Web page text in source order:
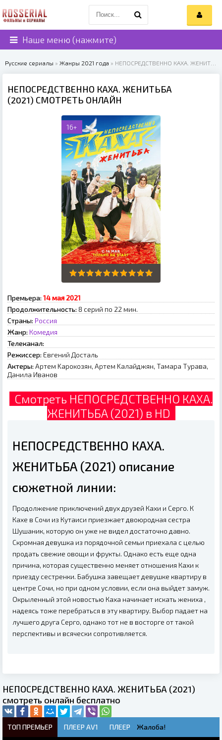
Наше меню (нажмите)
Русские сериалы » Жанры 2021 года » НЕПОСРЕДСТВЕННО КАХА. ЖЕНИТЬБА (2021)
НЕПОСРЕДСТВЕННО КАХА. ЖЕНИТЬБА
(2021) СМОТРЕТЬ ОНЛАЙН
16+
Премьера: 14 мaя 2021
Продолжительность: 8 серий по 22 мин.
Страны: Россия
Жанр: Комедия
Телеканал:
Режиссер: Eвгeний Дocтaль
Актеры: Apтeм Kapoкoзян, Apтeм Kaлaйджян, Taмapa Tуpaвa,
Дaнилa Ивaнoв
Смотреть НЕПОСРЕДСТВЕННО КАХА.
ЖЕНИТЬБА (2021) в HD
НЕПОСРЕДСТВЕННО КАХА.
ЖЕНИТЬБА (2021) описание
сюжетной линии:
Продолжение приключений двух друзей Кахи и Серго. К
Кахе в Сочи из Кутаиси приезжает двоюродная сестра
Шушаник, которую он уже не видел достаточно давно.
Скромная девушка из порядочной семьи приехала с целью
продать свежие овощи и фрукты. Однако есть еще одна
причина, которая существенно меняет отношения Кахи к
приезду сестренки. Бабушка завещает девушке квартиру в
центре Сочи, но при одном условии, если она выйдет замуж.
Окрыленный этой новостью Каха начинает искать жениха ,
надеясь тоже перебраться в эту квартиру. Выбор падает на
лучшего друга Серго, однако тот не в восторге от такой
перспективы и всячески сопротивляется.
НЕПОСРЕДСТВЕННО КАХА. ЖЕНИТЬБА (2021)
смотреть онлайн бесплатно
ТОП ПРЕМЬЕР ПЛЕЕР AV1 ПЛЕЕР Жалоба!